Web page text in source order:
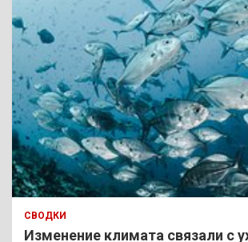
СВОДКИ
Изменение климата связали с